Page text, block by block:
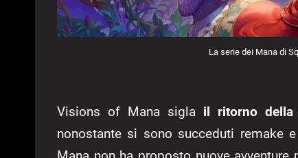
La serie dei Mana di
Visions of Mana sigla il ritorno della
nonostante si sono succeduti remake